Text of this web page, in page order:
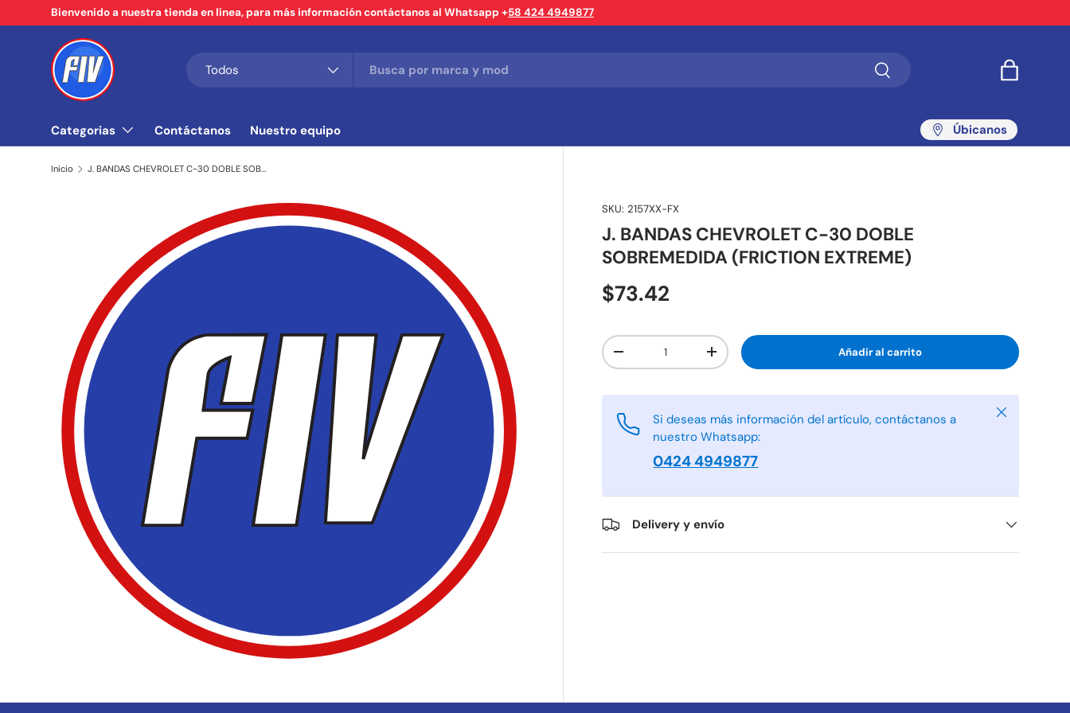
Ir al contenido
Bienvenido a nuestra tienda en línea, para más información contáctanos al Whatsapp +58 424 4949877
Todos Buscar Bolsa
Categorias Contáctanos Nuestro equipo Úbicanos
Inicio J. BANDAS CHEVROLET C-30 DOBLE SOBREMEDIDA (FRICTION EXTREME)
SKU: 2157XX-FX
J. BANDAS CHEVROLET C-30 DOBLE
SOBREMEDIDA (FRICTION EXTREME)
$73.42
Cant.
-
+ Añadir al carrito
Si deseas más información del artículo, contáctanos a
nuestro Whatsapp:
0424 4949877
Cerrar
Delivery y envío